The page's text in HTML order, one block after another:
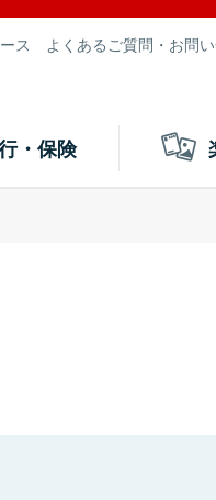
ス よくあるご質問・お問
・保険